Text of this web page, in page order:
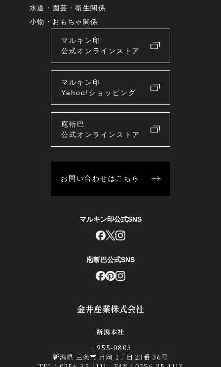
金井産業株式会社
新潟本社
〒955-0803
新潟県 三条市 月岡 1丁目 23番 36号
水道・園芸・衛生関係
小物・おもちゃ関係
マルキン印
公式オンラインストア
マルキン印
Yahoo!ショッピング
庖斬巴
公式オンラインストア
お問い合わせはこちら
マルキン印公式SNS
庖斬巴公式SNS